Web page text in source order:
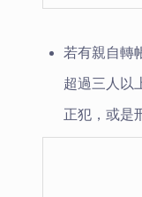
若有親自轉
超過三人以
正犯，或是